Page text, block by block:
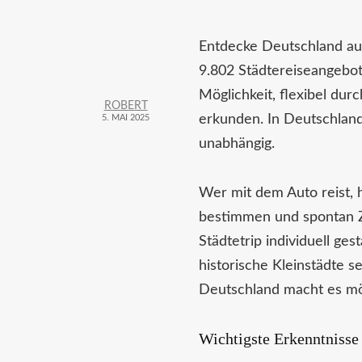
ROBERT
5. MAI 2025
Entdecke Deutschland
9.802
Möglichkeit, flexibel
erkunden. In
unabhängig.
Wer mit dem Auto reist,
bestimmen und spontan
Städtetrip individuell
historische Kleinstädte
Deutschland macht es
Wichtigste Erkenntnisse